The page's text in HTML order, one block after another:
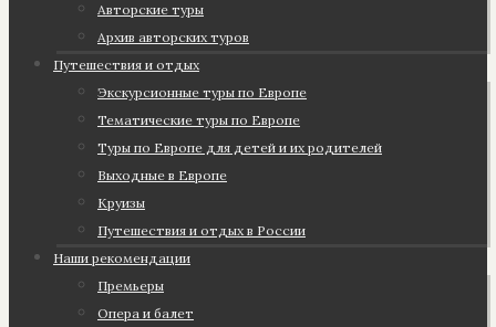
Авторские туры
Архив авторских туров
Путешествия и отдых
Экскурсионные туры по Европе
Тематические туры по Европе
Туры по Европе для детей и их родителей
Выходные в Европе
Круизы
Путешествия и отдых в России
Наши рекомендации
Премьеры
Опера и балет